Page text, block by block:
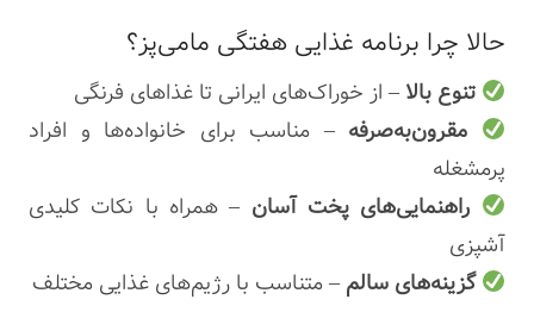
حالا چرا برنامه غذایی هفتگی مامی‌پز؟
تنوع بالا – از خوراک‌های ایرانی تا غذاهای فرنگی
مقرون‌به‌صرفه – مناسب برای خانواده‌ها و افراد
پرمشغله
راهنمایی‌های پخت آسان – همراه با نکات کلیدی
آشپزی
گزینه‌های سالم – متناسب با رژیم‌های غذایی مختلف